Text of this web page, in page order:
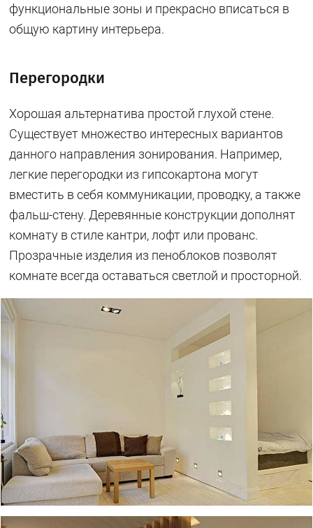
функциональные зоны и прекрасно вписаться в
общую картину интерьера.
Перегородки
Хорошая альтернатива простой глухой стене.
Существует множество интересных вариантов
данного направления зонирования. Например,
легкие перегородки из гипсокартона могут
вместить в себя коммуникации, проводку, а также
фальш-стену. Деревянные конструкции дополнят
комнату в стиле кантри, лофт или прованс.
Прозрачные изделия из пеноблоков позволят
комнате всегда оставаться светлой и просторной.